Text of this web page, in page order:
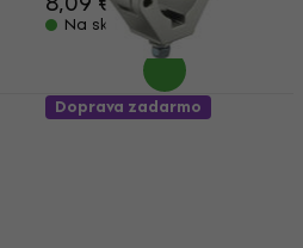
Na sklade
Doprava zadarmo